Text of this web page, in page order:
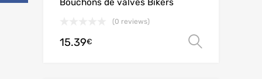
Bouchons de valves Bikers
(0 reviews)
15.39€